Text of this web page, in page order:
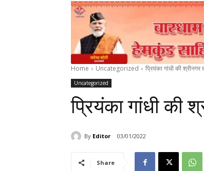
Home Uncategorized प्रियंका गांधी की
Uncategorized
प्रियंका गांधी की
By Editor 03/01/2022
Share